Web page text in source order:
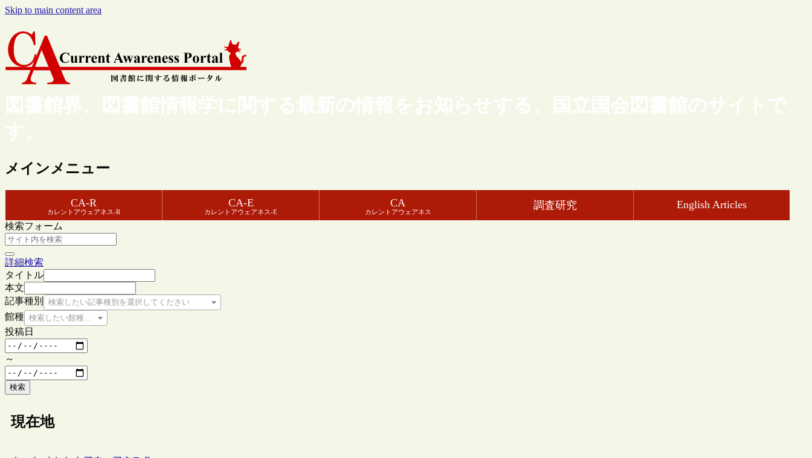
Skip to main content area
図書館界、図書館情報学に関する最新の情報をお知らせする、国立国会図書館のサイトで
す。
メインメニュー
CA-R
カレントアウェアネス-R
CA-E
カレントアウェアネス-E
CA
カレントアウェアネス
調査研究 English Articles
検索フォーム
詳細検索
タイトル
本文
記事種別
検索したい記事種別を選択してください
館種 検索したい館種を選択してください
投稿日
～
検索
現在地